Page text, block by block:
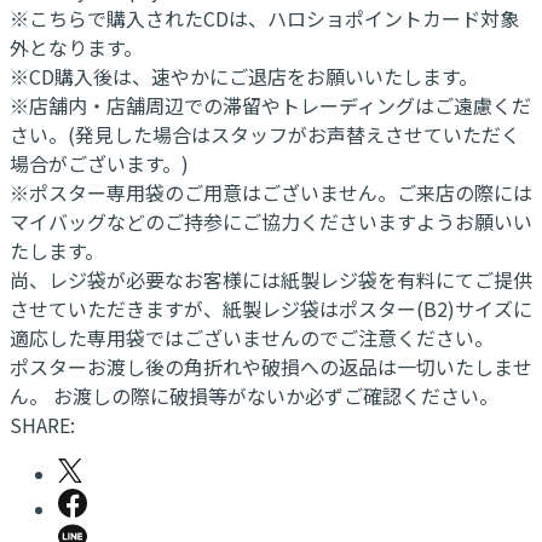
※こちらで購入されたCDは、ハロショポイントカード対象
外となります。
※CD購入後は、速やかにご退店をお願いいたします。
※店舗内・店舗周辺での滞留やトレーディングはご遠慮くだ
さい。(発見した場合はスタッフがお声替えさせていただく
場合がございます。)
※ポスター専用袋のご用意はございません。ご来店の際には
マイバッグなどのご持参にご協力くださいますようお願いい
たします。
尚、レジ袋が必要なお客様には紙製レジ袋を有料にてご提供
させていただきますが、紙製レジ袋はポスター(B2)サイズに
適応した専用袋ではございませんのでご注意ください。
ポスターお渡し後の角折れや破損への返品は一切いたしませ
ん。 お渡しの際に破損等がないか必ずご確認ください。
SHARE: